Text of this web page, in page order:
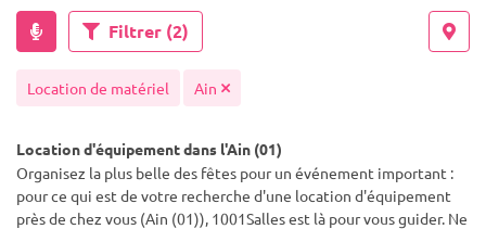
Filtrer (2)
Location de matériel Ain
Location d'équipement dans l'Ain (01)
Organisez la plus belle des fêtes pour un événement important :
pour ce qui est de votre recherche d'une location d'équipement
près de chez vous (Ain (01)), 1001Salles est là pour vous guider. Ne